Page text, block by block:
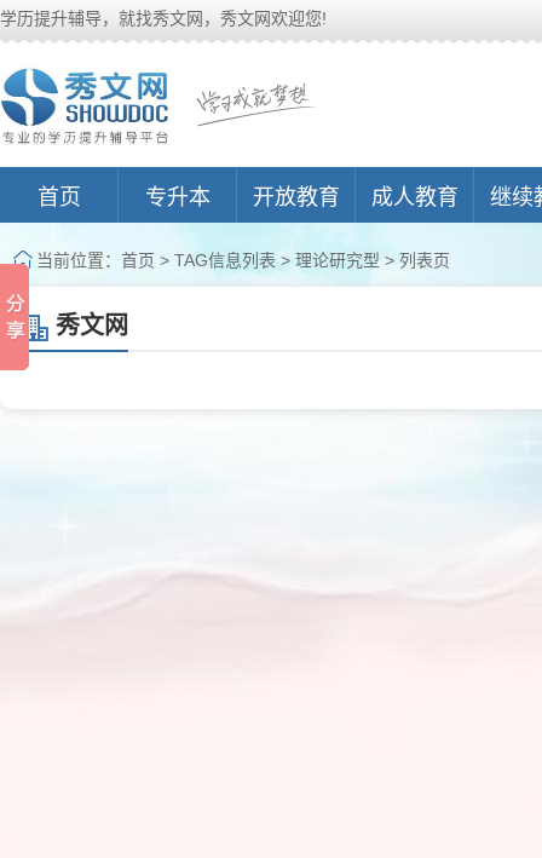
学历提升辅导，就找秀文网，秀文网欢迎您!
首页 专升本 开放教育 成人教育 继续
当前位置： 首页 > TAG信息列表 > 理论研究型 > 列表页
秀文网